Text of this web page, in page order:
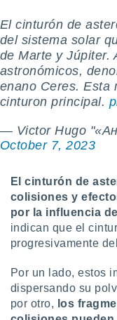
El cinturón de
del sistema solar
de Marte y Júpiter.
astronómicos,
enano Ceres. Esta
cinturon principal.
— Victor Hugo
October 7, 2023
El cinturón de
colisiones y
por la influencia
indican que el
progresivamente
Por un lado, estos
dispersando su
por otro, los